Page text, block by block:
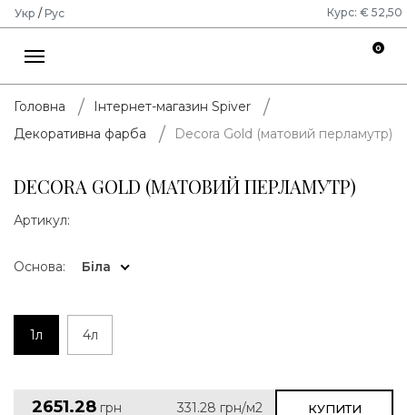
Укр / Рус Курс: € 52,50
0
Головна
Інтернет-магазин Spiver
Декоративна фарба
Decora Gold (матовий перламутр)
DECORA GOLD (МАТОВИЙ ПЕРЛАМУТР)
Артикул:
Основа: Біла
1л 4л
2651.28 грн 331.28 грн/м2 КУПИТИ